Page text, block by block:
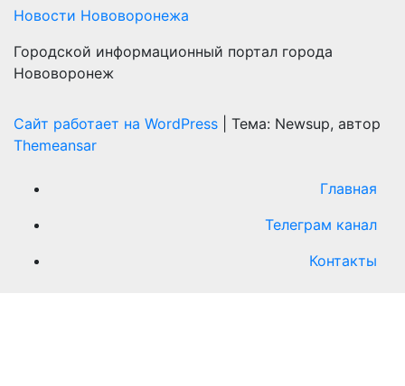
Новости Нововоронежа
Городской информационный портал города
Нововоронеж
Сайт работает на WordPress
Тема: Newsup, автор
Themeansar
Главная
Телеграм канал
Контакты